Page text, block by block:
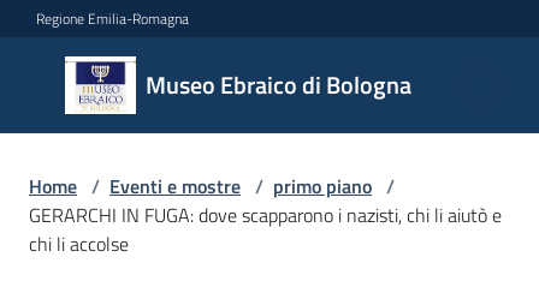
Vai al contenuto
Vai alla navigazione
Vai al footer
Regione Emilia-Romagna
Museo Ebraico di Bologna
Museo
Ebraico
di
Bologna
Home / Eventi e mostre / primo piano /
GERARCHI IN FUGA: dove scapparono i nazisti, chi li aiutò e
chi li accolse